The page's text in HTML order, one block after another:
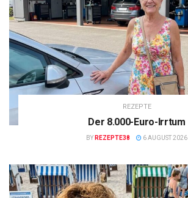
REZEPTE
Der 8.000-Euro-Irrtum
BY REZEPTE38 6 AUGUST 2026